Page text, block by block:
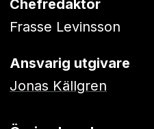
Chefredaktör
Frasse Levinsson
Ansvarig utgivare
Jonas Källgren